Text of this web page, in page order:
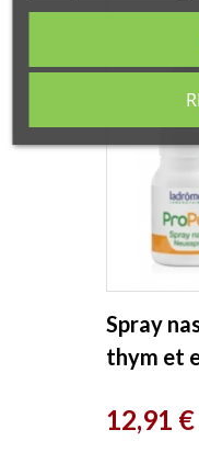
Spray
thym et
Prix
12,91 €